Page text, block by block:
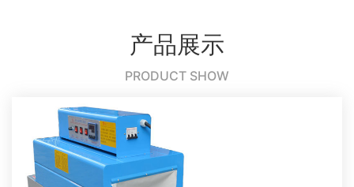
产品展示
PRODUCT SHOW